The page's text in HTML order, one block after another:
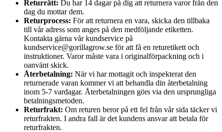
Returrätt: Du har 14 dagar på dig att returnera varor från den
dag du mottar dem.
Returprocess: För att returnera en vara, skicka den tillbaka
till vår adress som anges på den medföljande etiketten.
Kontakta gärna vår kundservice på
kundservice@gorillagrow.se för att få en returetikett och
instruktioner. Varor måste vara i originalförpackning och i
oanvänt skick.
Återbetalning: När vi har mottagit och inspekterat den
returnerade varan kommer vi att behandla din återbetalning
inom 5-7 vardagar. Återbetalningen görs via den ursprungliga
betalningsmetoden.
Returfrakt: Om returen beror på ett fel från vår sida täcker vi
returfrakten. I andra fall är det kundens ansvar att betala för
returfrakten.